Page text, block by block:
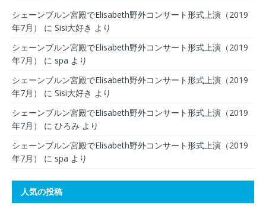
シェーンブルン宮殿でElisabeth野外コンサート形式上演（2019
年7月）
に Sisi大好き より
シェーンブルン宮殿でElisabeth野外コンサート形式上演（2019
年7月）
に spa より
シェーンブルン宮殿でElisabeth野外コンサート形式上演（2019
年7月）
に Sisi大好き より
シェーンブルン宮殿でElisabeth野外コンサート形式上演（2019
年7月）
に ひろみ より
シェーンブルン宮殿でElisabeth野外コンサート形式上演（2019
年7月）
に spa より
人気の投稿